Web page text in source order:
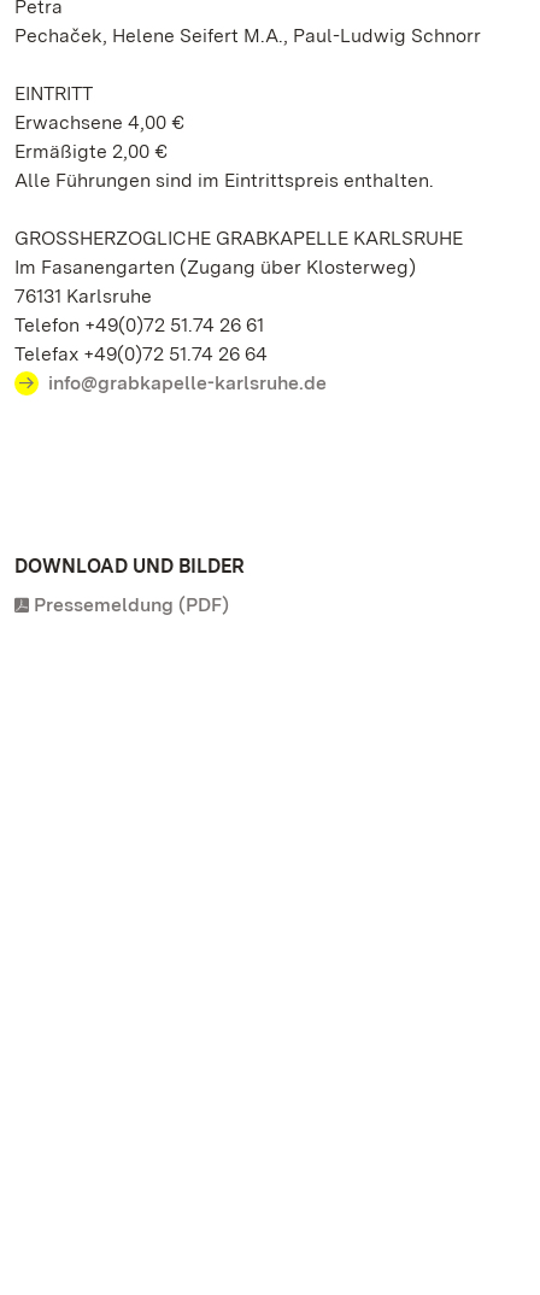
Petra
Pechaček, Helene Seifert M.A., Paul-Ludwig Schnorr
EINTRITT
Erwachsene 4,00 €
Ermäßigte 2,00 €
Alle Führungen sind im Eintrittspreis enthalten.
GROSSHERZOGLICHE GRABKAPELLE KARLSRUHE
Im Fasanengarten (Zugang über Klosterweg)
76131 Karlsruhe
Telefon +49(0)72 51.74 26 61
Telefax +49(0)72 51.74 26 64
info@grabkapelle-karlsruhe.de
DOWNLOAD UND BILDER
Pressemeldung (PDF)